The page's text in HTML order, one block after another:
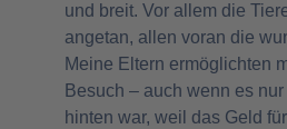
und breit. Vor allem die
angetan, allen voran die
Meine Eltern ermöglichten
Besuch – auch wenn es
hinten war, weil das Geld